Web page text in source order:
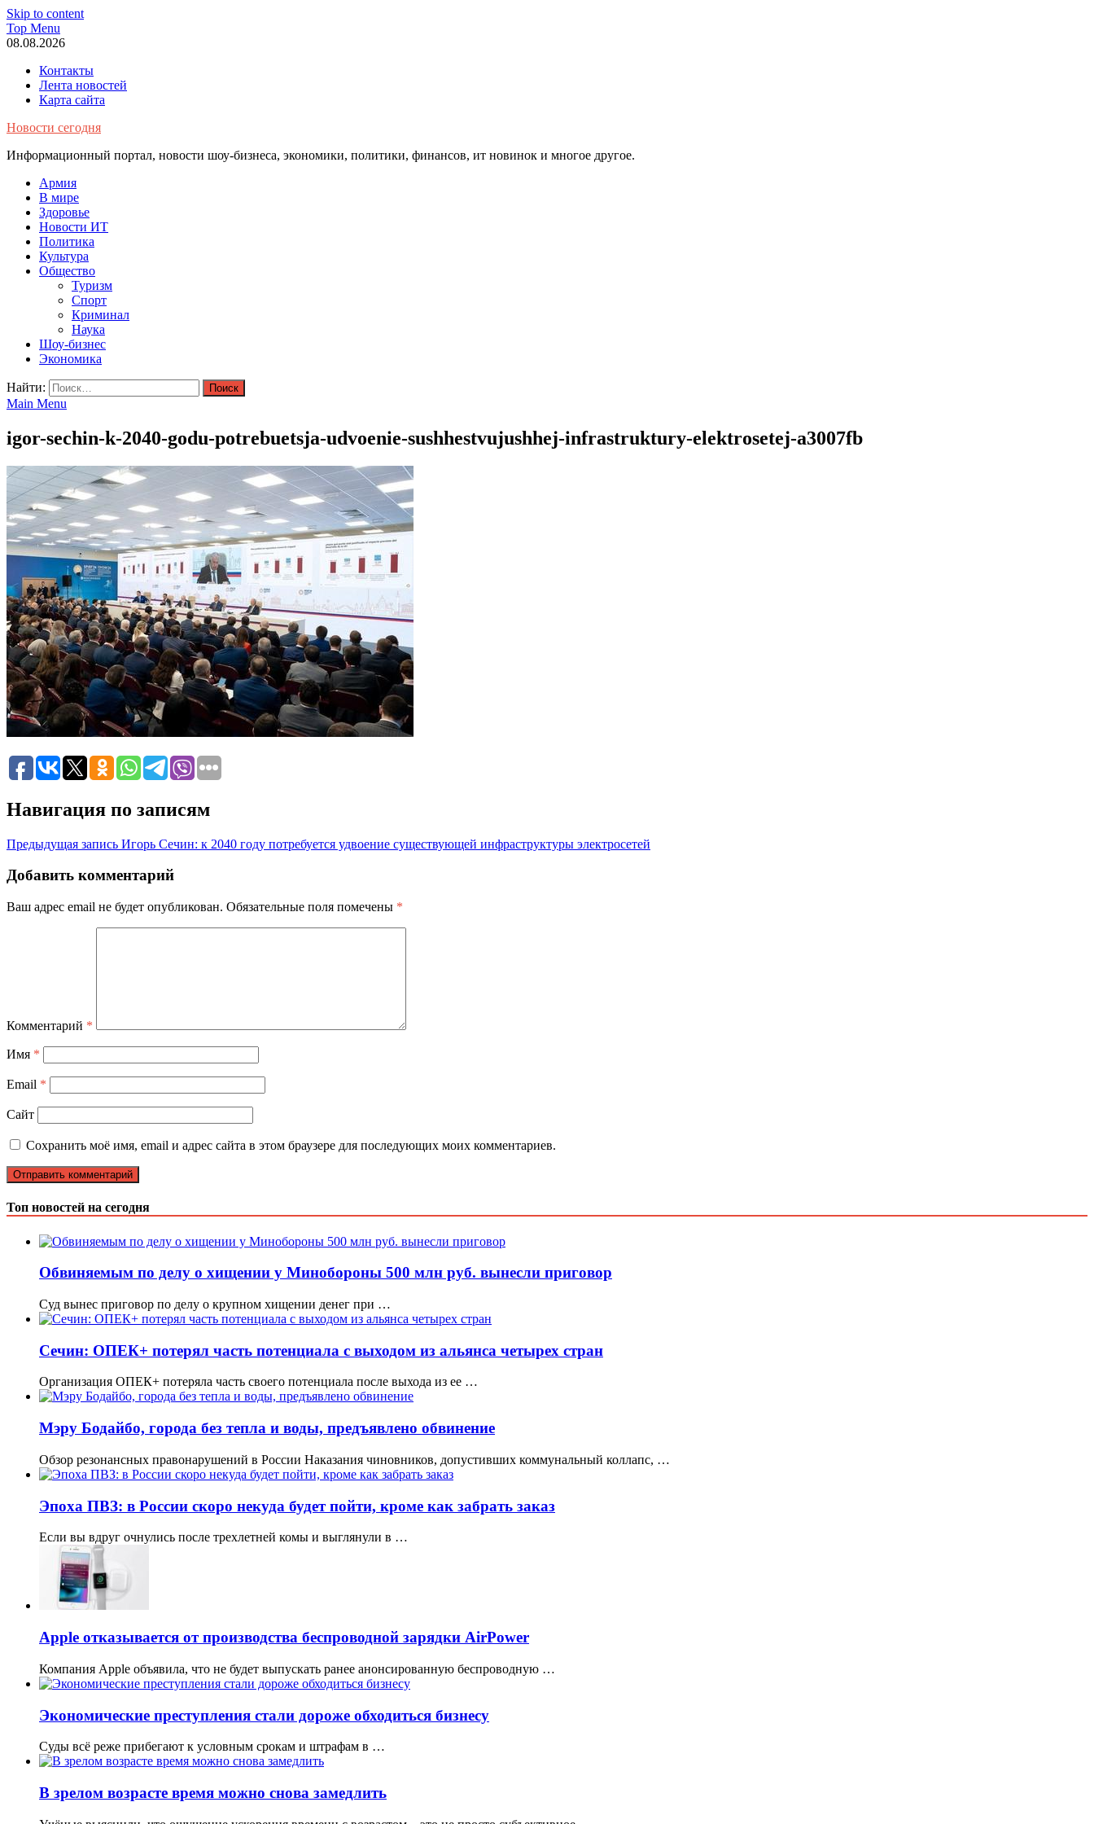
Skip to content
Top Menu
08.08.2026
Контакты
Лента новостей
Карта сайта
Новости сегодня
Информационный портал, новости шоу-бизнеса, экономики, политики, финансов, ит новинок и многое другое.
Армия
В мире
Здоровье
Новости ИТ
Политика
Культура
Общество
Туризм
Спорт
Криминал
Наука
Шоу-бизнес
Экономика
Найти:
Main Menu
igor-sechin-k-2040-godu-potrebuetsja-udvoenie-sushhestvujushhej-infrastruktury-elektrosetej-a3007fb
Навигация по записям
Предыдущая запись Игорь Сечин: к 2040 году потребуется удвоение существующей инфраструктуры электросетей
Добавить комментарий
Ваш адрес email не будет опубликован. Обязательные поля помечены *
Комментарий *
Имя *
Email *
Сайт
Сохранить моё имя, email и адрес сайта в этом браузере для последующих моих комментариев.
Топ новостей на сегодня
Обвиняемым по делу о хищении у Минобороны 500 млн руб. вынесли приговор
Суд вынес приговор по делу о крупном хищении денег при …
Сечин: ОПЕК+ потерял часть потенциала с выходом из альянса четырех стран
Организация ОПЕК+ потеряла часть своего потенциала после выхода из ее …
Мэру Бодайбо, города без тепла и воды, предъявлено обвинение
Обзор резонансных правонарушений в России Наказания чиновников, допустивших коммунальный коллапс, …
Эпоха ПВЗ: в России скоро некуда будет пойти, кроме как забрать заказ
Если вы вдруг очнулись после трехлетней комы и выглянули в …
Apple отказывается от производства беспроводной зарядки AirPower
Компания Apple объявила, что не будет выпускать ранее анонсированную беспроводную …
Экономические преступления стали дороже обходиться бизнесу
Суды всё реже прибегают к условным срокам и штрафам в …
В зрелом возрасте время можно снова замедлить